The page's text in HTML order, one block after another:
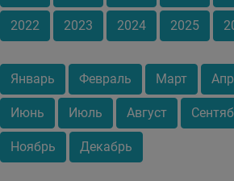
2022 2023 2024 2025
Январь Февраль Март
Июнь Июль Август
Ноябрь Декабрь